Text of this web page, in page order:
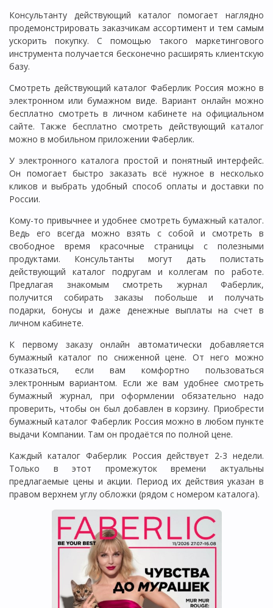
Консультанту действующий каталог помогает наглядно
продемонстрировать заказчикам ассортимент и тем самым
ускорить покупку. С помощью такого маркетингового
инструмента получается бесконечно расширять клиентскую
базу.
Смотреть действующий каталог Фаберлик Россия можно в
электронном или бумажном виде. Вариант онлайн можно
бесплатно смотреть в личном кабинете на официальном
сайте. Также бесплатно смотреть действующий каталог
можно в мобильном приложении Фаберлик.
У электронного каталога простой и понятный интерфейс.
Он помогает быстро заказать всё нужное в несколько
кликов и выбрать удобный способ оплаты и доставки по
России.
Кому-то привычнее и удобнее смотреть бумажный каталог.
Ведь его всегда можно взять с собой и смотреть в
свободное время красочные страницы с полезными
продуктами. Консультанты могут дать полистать
действующий каталог подругам и коллегам по работе.
Предлагая знакомым смотреть журнал Фаберлик,
получится собирать заказы побольше и получать
подарки, бонусы и даже денежные выплаты на счет в
личном кабинете.
К первому заказу онлайн автоматически добавляется
бумажный каталог по сниженной цене. От него можно
отказаться, если вам комфортно пользоваться
электронным вариантом. Если же вам удобнее смотреть
бумажный журнал, при оформлении обязательно надо
проверить, чтобы он был добавлен в корзину. Приобрести
бумажный каталог Фаберлик Россия можно в любом пункте
выдачи Компании. Там он продаётся по полной цене.
Каждый каталог Фаберлик Россия действует 2-3 недели.
Только в этот промежуток времени актуальны
предлагаемые цены и акции. Период их действия указан в
правом верхнем углу обложки (рядом с номером каталога).